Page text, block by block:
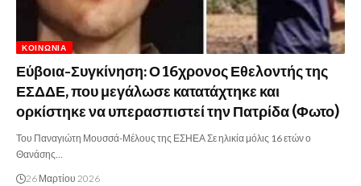
ΚΟΙΝΩΝΊΑ
Εύβοια-Συγκίνηση: Ο 16χρονος Εθελοντής της
ΕΣΔΔΕ, που μεγάλωσε κατατάχτηκε και
ορκίστηκε να υπερασπιστεί την Πατρίδα (Φωτο)
Του Παναγιώτη Μουσσά-Μέλους της ΕΣΗΕΑ Σε ηλικία μόλις 16 ετών ο
Θανάσης…
26 Μαρτίου 2026